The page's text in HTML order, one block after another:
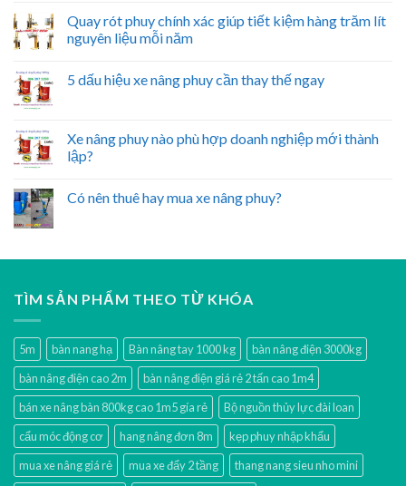
Quay rót phuy chính xác giúp tiết kiệm hàng trăm lít
nguyên liệu mỗi năm
5 dấu hiệu xe nâng phuy cần thay thế ngay
Xe nâng phuy nào phù hợp doanh nghiệp mới thành
lập?
Có nên thuê hay mua xe nâng phuy?
TÌM SẢN PHẨM THEO TỪ KHÓA
5m bàn nang hạ Bàn nâng tay 1000 kg
bàn nâng điện 3000kg
bàn nâng điện cao 2m
bàn nâng điện giá rẻ 2 tấn cao 1m4
bán xe nâng bàn 800kg cao 1m5 gía rẻ
Bộ nguồn thủy lực đài loan
cẩu móc động cơ
hang nâng đơn 8m
kẹp phuy nhập khẩu
mua xe nâng giá rẻ
mua xe đẩy 2 tầng
thang nang sieu nho mini